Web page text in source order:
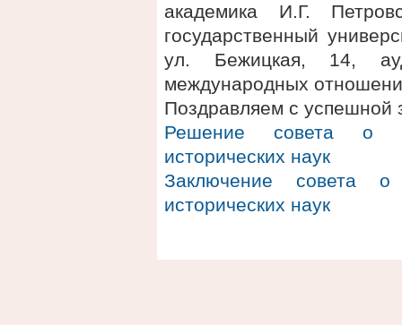
академика И.Г.
государственный
ул. Бежицкая, 14,
международных
Поздравляем с успешной
Решение совета о
исторических наук
Заключение совета о
исторических наук